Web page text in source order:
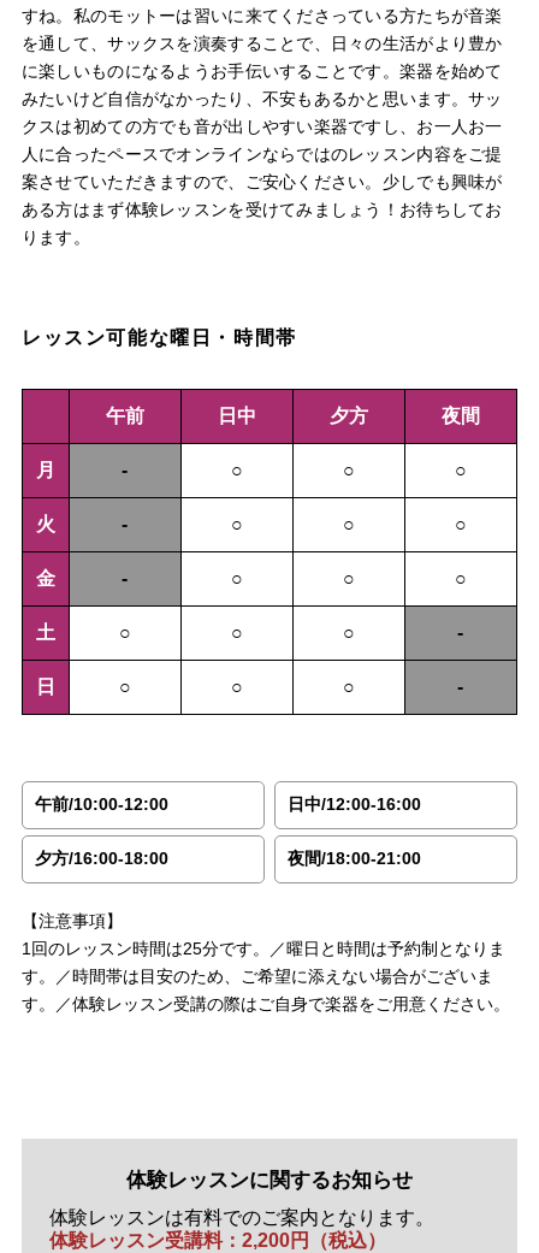
すね。私のモットーは習いに来てくださっている方たちが音楽
を通して、サックスを演奏することで、日々の生活がより豊か
に楽しいものになるようお手伝いすることです。楽器を始めて
みたいけど自信がなかったり、不安もあるかと思います。サッ
クスは初めての方でも音が出しやすい楽器ですし、お一人お一
人に合ったペースでオンラインならではのレッスン内容をご提
案させていただきますので、ご安心ください。少しでも興味が
ある方はまず体験レッスンを受けてみましょう！お待ちしてお
ります。
レッスン可能な曜日・時間帯
午前 日中 夕方 夜間
月 - ○ ○ ○
火 - ○ ○ ○
金 - ○ ○ ○
土 ○ ○ ○ -
日 ○ ○ ○ -
午前/10:00-12:00 日中/12:00-16:00
夕方/16:00-18:00 夜間/18:00-21:00
【注意事項】
1回のレッスン時間は25分です。／曜日と時間は予約制となりま
す。／時間帯は目安のため、ご希望に添えない場合がございま
す。／体験レッスン受講の際はご自身で楽器をご用意ください。
体験レッスンに関するお知らせ
体験レッスンは有料でのご案内となります。
体験レッスン受講料：2,200円（税込）